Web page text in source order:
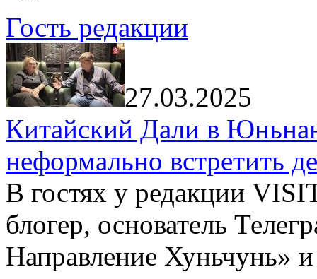
Гость редакции
27.03.2025
Китайский Дали в
неформально встретить
В гостях у редакции
блогер, основатель
Направление Хуньчунь»